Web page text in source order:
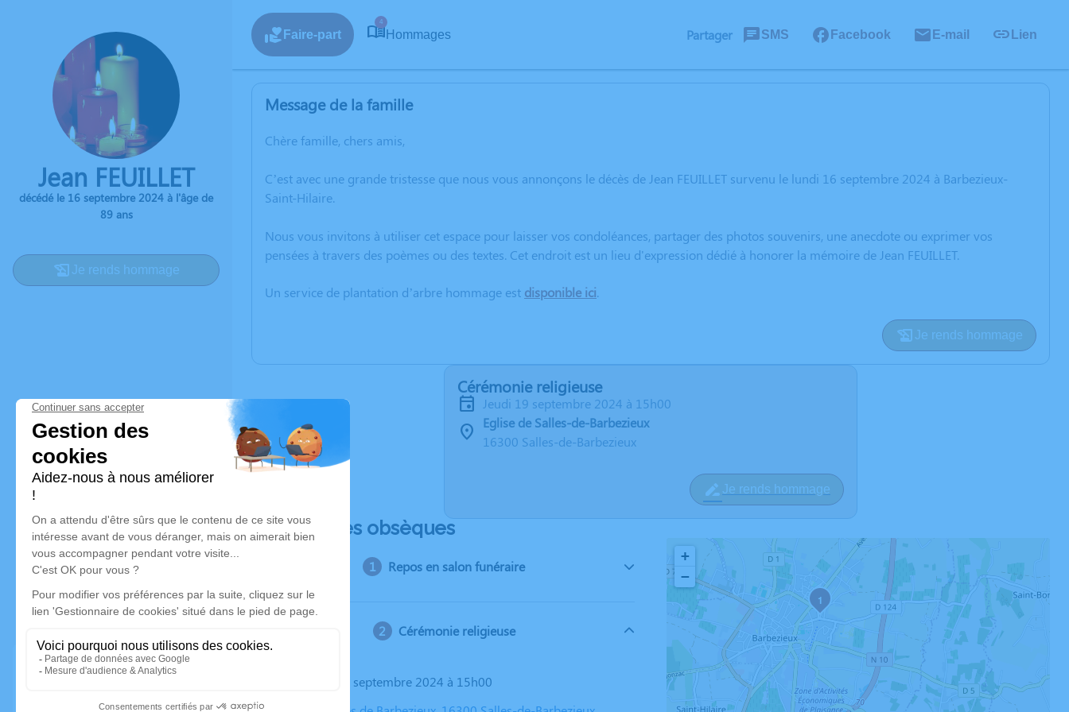
Jean FEUILLET
décédé le 16 septembre 2024 à l'âge de
89 ans
Je rends hommage
Faire-part
4
Hommages Partager SMS Facebook E-mail Lien
Message de la famille
Chère famille, chers amis,
C’est avec une grande tristesse que nous vous annonçons le décès de Jean FEUILLET survenu le lundi 16 septembre 2024 à Barbezieux-
Saint-Hilaire.
Nous vous invitons à utiliser cet espace pour laisser vos condoléances, partager des photos souvenirs, une anecdote ou exprimer vos
pensées à travers des poèmes ou des textes. Cet endroit est un lieu d'expression dédié à honorer la mémoire de Jean FEUILLET.
Un service de plantation d’arbre hommage est disponible ici.
Je rends hommage
Cérémonie religieuse
jeudi 19 septembre 2024 à 15h00
Eglise de Salles-de-Barbezieux
16300 Salles-de-Barbezieux
Je rends hommage
Déroulé des obsèques
Repos en salon funéraire
Cérémonie religieuse
Le jeudi 19 septembre 2024 à 15h00
1
+
−